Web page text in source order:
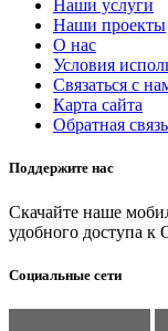
Наши услуги
Наши проекты
О нас
Условия
Связаться с
Карта сайта
Обратная связь
Поддержите нас
Скачайте наше
удобного доступа к
Социальные сети